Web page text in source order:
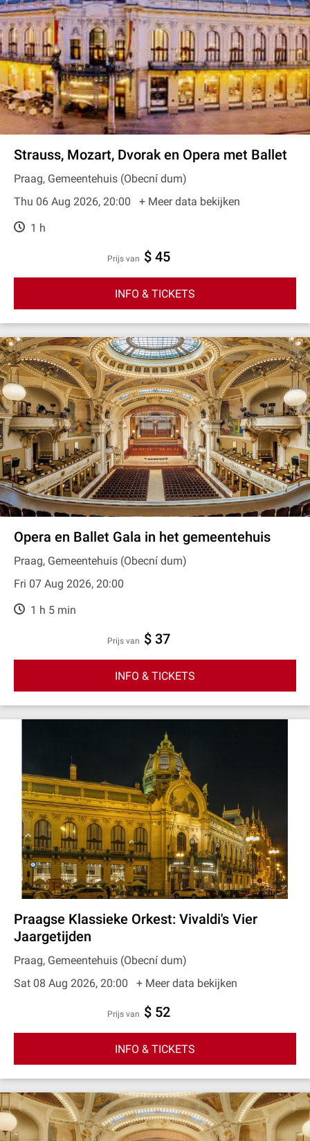
Strauss, Mozart, Dvorak en Opera met Ballet
Praag, Gemeentehuis (Obecní dum)
Thu 06 Aug 2026, 20:00
+ Meer data bekijken
1 h
prijs van $ 45
INFO & TICKETS
Opera en Ballet Gala in het gemeentehuis
Praag, Gemeentehuis (Obecní dum)
Fri 07 Aug 2026, 20:00
1 h 5 min
prijs van $ 37
INFO & TICKETS
Praagse Klassieke Orkest: Vivaldi's Vier
Jaargetijden
Praag, Gemeentehuis (Obecní dum)
Sat 08 Aug 2026, 20:00
+ Meer data bekijken
prijs van $ 52
INFO & TICKETS